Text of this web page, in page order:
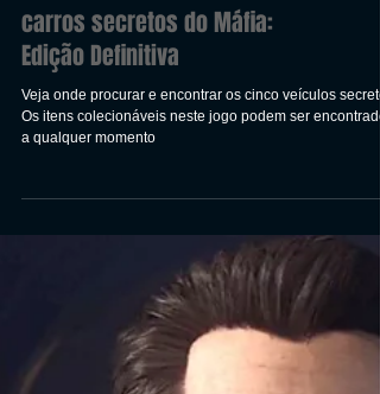
carros secretos do Máfia:
Edição Definitiva
Veja onde procurar e encontrar os cinco veículos
Os itens colecionáveis ​​neste jogo podem ser
a qualquer momento